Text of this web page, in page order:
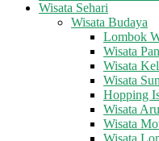
Wisata Sehari
Wisata Budaya
Lombok
Wisata
Wisata
Wisata
Hopping
Wisata
Wisata
Wisata